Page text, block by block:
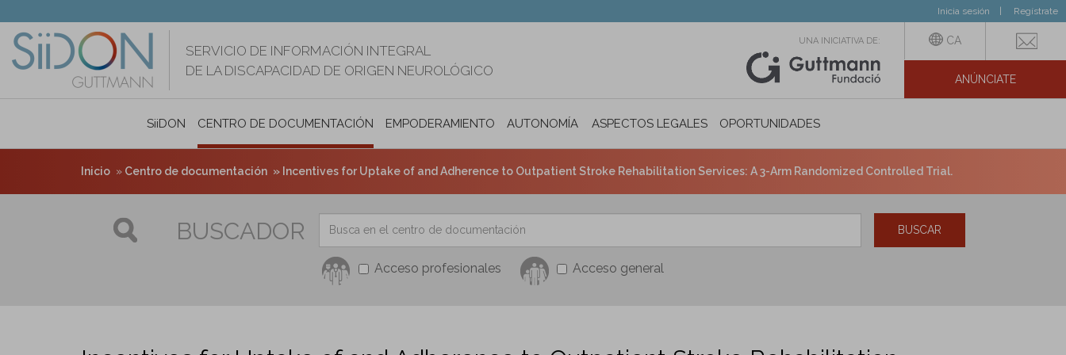
contenido
principal
Inicia sesión Regístrate
SERVICIO DE INFORMACIÓN INTEGRAL
DE LA DISCAPACIDAD DE ORIGEN NEUROLÓGICO
UNA INICIATIVA DE: CA
ANÚNCIATE
SiiDON CENTRO DE DOCUMENTACIÓN EMPODERAMIENTO AUTONOMÍA PERSONAL E INCLUSIÓN SOCIAL
ASPECTOS LEGALES OPORTUNIDADES
Inicio Centro de documentación Incentives for Uptake of and Adherence to Outpatient Stroke Rehabilitation Services: A 3-Arm Randomized Controlled Trial.
BUSCADOR
Acceso profesionales Acceso general
BUSCAR